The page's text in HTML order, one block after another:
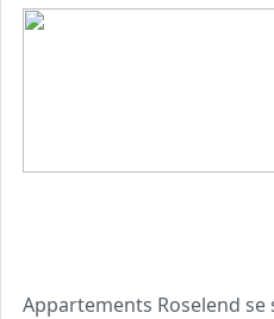
Appartements Roselend